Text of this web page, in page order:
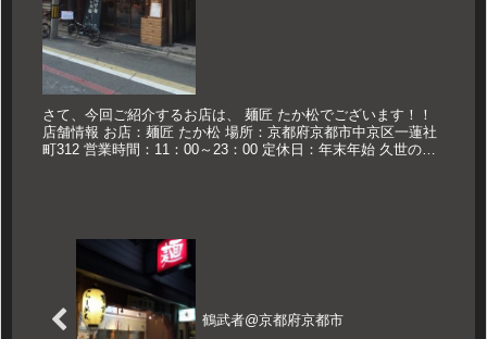
さて、今回ご紹介するお店は、 麺匠 たか松でございます！！
店舗情報 お店：麺匠 たか松 場所：京都府京都市中京区一蓮社
町312 営業時間：11：00～23：00 定休日：年末年始 久世のお
鶴武者@京都府京都市